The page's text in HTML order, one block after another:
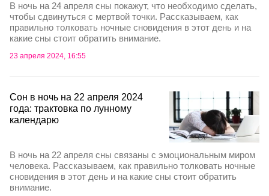
В ночь на 24 апреля сны покажут, что необходимо сделать,
чтобы сдвинуться с мертвой точки. Рассказываем, как
правильно толковать ночные сновидения в этот день и на
какие сны стоит обратить внимание.
23 апреля 2024, 16:55
Сон в ночь на 22 апреля 2024
года: трактовка по лунному
календарю
В ночь на 22 апреля сны связаны с эмоциональным миром
человека. Рассказываем, как правильно толковать ночные
сновидения в этот день и на какие сны стоит обратить
внимание.